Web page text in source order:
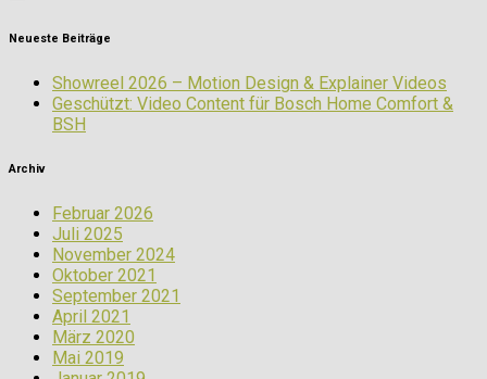
Neueste Beiträge
Showreel 2026 – Motion Design & Explainer Videos
Geschützt: Video Content für Bosch Home Comfort &
BSH
Archiv
Februar 2026
Juli 2025
November 2024
Oktober 2021
September 2021
April 2021
März 2020
Mai 2019